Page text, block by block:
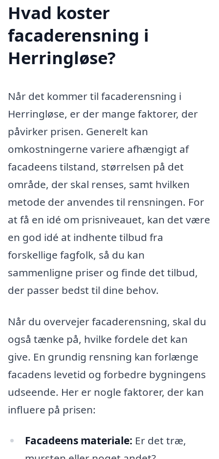
Hvad koster
facaderensning i
Herringløse?
Når det kommer til facaderensning i
Herringløse, er der mange faktorer, der
påvirker prisen. Generelt kan
omkostningerne variere afhængigt af
facadeens tilstand, størrelsen på det
område, der skal renses, samt hvilken
metode der anvendes til rensningen. For
at få en idé om prisniveauet, kan det være
en god idé at indhente tilbud fra
forskellige fagfolk, så du kan
sammenligne priser og finde det tilbud,
der passer bedst til dine behov.
Når du overvejer facaderensning, skal du
også tænke på, hvilke fordele det kan
give. En grundig rensning kan forlænge
facadens levetid og forbedre bygningens
udseende. Her er nogle faktorer, der kan
influere på prisen:
Facadeens materiale: Er det træ,